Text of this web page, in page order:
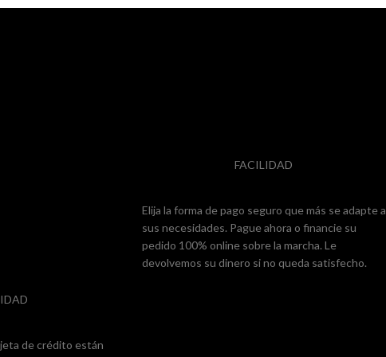
de crédito están
FACILIDAD
Elija la forma de pago seguro que más se adapte a
sus necesidades. Pague ahora o financie su
pedido 100% online sobre la marcha. Le
devolvemos su dinero si no queda satisfecho.